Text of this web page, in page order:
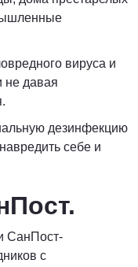
вируса и
не давая
дезинфекцию
себе и
СанПост-
с